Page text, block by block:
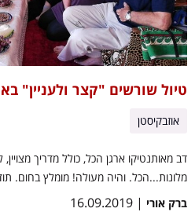
טיול שורשים "קצר ולעניין"
אוזבקיסטן
דב מאותנטיקו ארגן הכל, כולל מדריך
מלונות...הכל. והיה מעולה! מומלץ בחום.
ברק אורי | 16.09.2019